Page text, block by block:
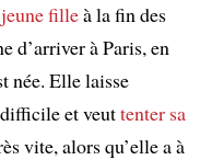
filleà la fin des
d’arriver à Paris, en
née. Elle laisse
et veuttenter sa
vite, alors qu’elle a à